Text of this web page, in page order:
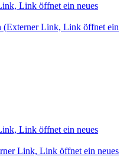
Link öffnet ein neues
(Externer Link, Link öffnet ein
Link öffnet ein neues
Link, Link öffnet ein neues